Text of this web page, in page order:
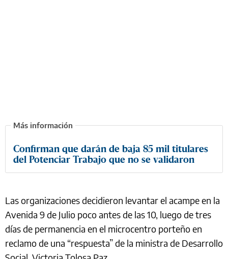
Confirman que darán de baja 85 mil titulares
del Potenciar Trabajo que no se validaron
Las organizaciones decidieron levantar el acampe en la
Avenida 9 de Julio poco antes de las 10, luego de tres
días de permanencia en el microcentro porteño en
reclamo de una “respuesta” de la ministra de Desarrollo